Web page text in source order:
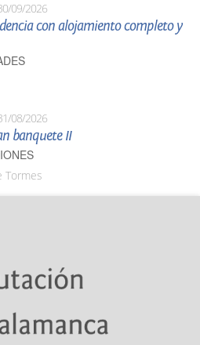
09/2026
con alojamiento completo y
08/2026
banquete II
Tormes